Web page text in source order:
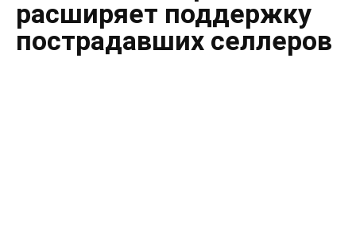
расширяет поддержку
пострадавших селлеров